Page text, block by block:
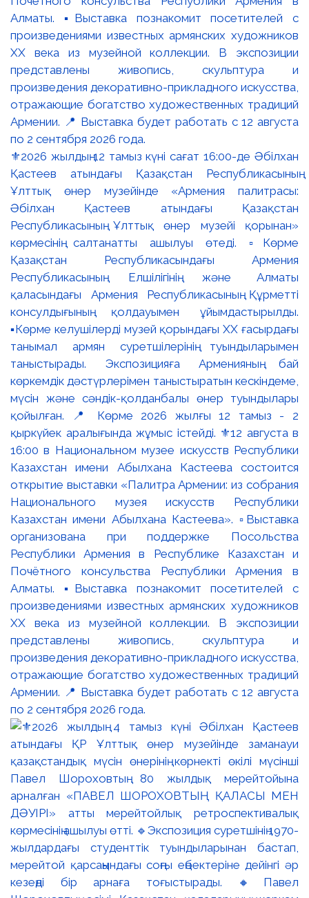
⚜️2026 жылдың 12 тамыз күні сағат 16:00-де Әбілхан
Қастеев атындағы Қазақстан Республикасының
Ұлттық өнер музейінде «Армения палитрасы:
Әбілхан Қастеев атындағы Қазақстан
Республикасының Ұлттық өнер музейі қорынан»
көрмесінің салтанатты ашылуы өтеді. ▫️Көрме
Қазақстан Республикасындағы Армения
Республикасының Елшілігінің және Алматы
қаласындағы Армения Республикасының Құрметті
консулдығының қолдауымен ұйымдастырылды.
▪️Көрме келушілерді музей қорындағы ХХ ғасырдағы
танымал армян суретшілерінің туындыларымен
таныстырады. Экспозицияға Арменияның бай
көркемдік дәстүрлерімен таныстыратын кескіндеме,
мүсін және сәндік-қолданбалы өнер туындылары
қойылған. 📍 Көрме 2026 жылғы 12 тамыз - 2
қыркүйек аралығында жұмыс істейді. ⚜️12 августа в
16:00 в Национальном музее искусств Республики
Казахстан имени Абылхана Кастеева состоится
открытие выставки «Палитра Армении: из собрания
Национального музея искусств Республики
Казахстан имени Абылхана Кастеева». ▫️Выставка
организована при поддержке Посольства
Республики Армения в Республике Казахстан и
Почётного консульства Республики Армения в
Алматы. ▪️Выставка познакомит посетителей с
произведениями известных армянских художников
XX века из музейной коллекции. В экспозиции
представлены живопись, скульптура и
произведения декоративно-прикладного искусства,
отражающие богатство художественных традиций
Армении. 📍 Выставка будет работать с 12 августа
по 2 сентября 2026 года.